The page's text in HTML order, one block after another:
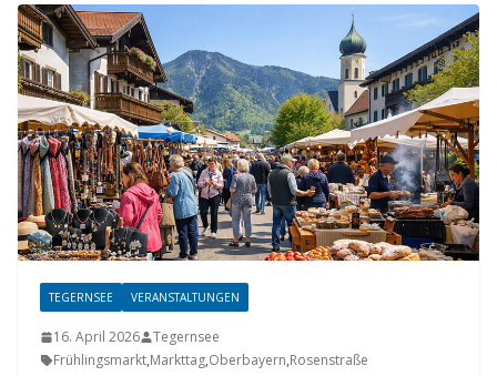
TEGERNSEE VERANSTALTUNGEN
16. April 2026
Tegernsee
Frühlingsmarkt,Markttag,Oberbayern,Rosenstraße